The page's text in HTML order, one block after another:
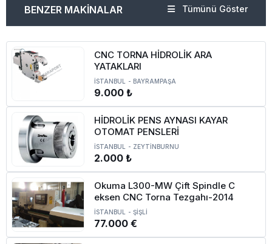
BENZER MAKİNALAR Tümünü Göster
CNC TORNA HİDROLİK ARA
YATAKLARI
İSTANBUL - BAYRAMPAŞA
9.000 ₺
HİDROLİK PENS AYNASI KAYAR
OTOMAT PENSLERİ
İSTANBUL - ZEYTİNBURNU
2.000 ₺
Okuma L300-MW Çift Spindle C
eksen CNC Torna Tezgahı-2014
İSTANBUL - ŞİŞLİ
77.000 €